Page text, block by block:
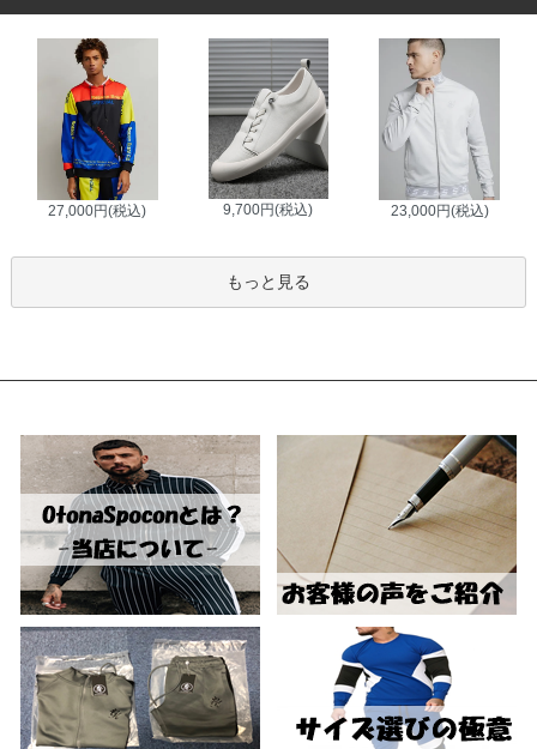
27,000円(税込) 9,700円(税込) 23,000円(税込)
もっと見る